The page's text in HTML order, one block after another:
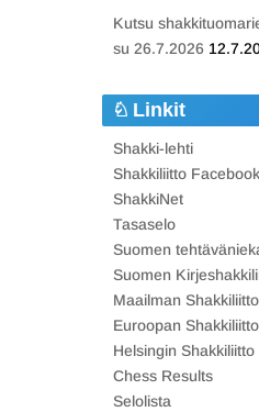
Kutsu
su 26.7.2026
Linkit
Shakki-lehti
Shakkiliitto
ShakkiNet
Tasaselo
Suomen
Suomen
Maailman
Euroopan
Helsingin Shakkiliitto
Chess Results
Selolista